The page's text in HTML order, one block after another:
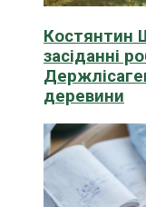
Костянтин
засіданні
деревини